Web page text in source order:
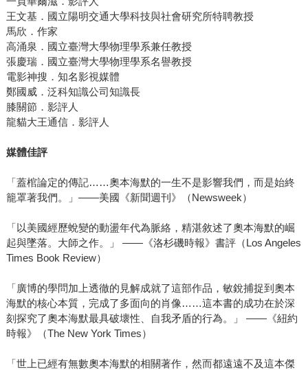
王文基．國立陽明交通大學科技與社會研究所特聘教授
馬欣．作家
高涌泉．國立臺灣大學物理學系兼任教授
張慶瑞．國立臺灣大學物理學系名譽教授
電影神搜．知名影視媒體
鄭國威．泛科知識公司知識長
膝關節．影評人
龍貓大王通信．影評人
媒體佳評
「蓋棺論定的傳記……奧本海默的一生不是影響我們，而是始終
籠罩著我們。」——美國《新聞週刊》（Newsweek）
「以美國經歷蛻變的動盪年代為脈絡，精湛敘述了奧本海默的崛
起與墜落。大師之作。」 ——《洛杉磯時報》書評（Los Angeles
Times Book Review）
「廣博的學問加上透徹的見解成就了這部作品，敏銳捕捉到奧本
海默的核心本質，完成了多面向的肖像……這本書的成功在於深
刻探究了奧本海默最具破壞性、自我矛盾的行為。」 ——《紐約
時報》（The New York Times）
「世上已經有無數奧本海默的相關著作，然而都遠遠不及這本傑